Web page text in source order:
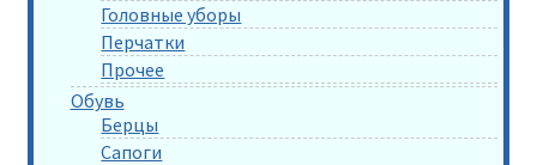
Головные уборы
Перчатки
Прочее
Обувь
Берцы
Сапоги